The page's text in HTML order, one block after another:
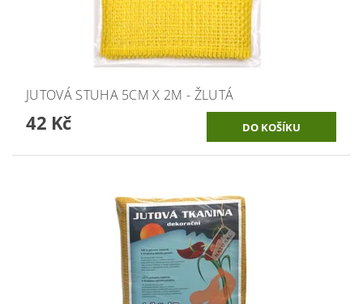
JUTOVÁ STUHA 5CM X 2M - ŽLUTÁ
42 Kč